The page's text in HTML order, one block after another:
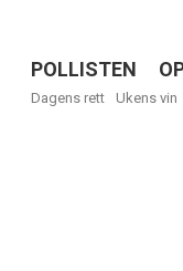
Menu
POLLISTEN
Dagens rett Ukens vin